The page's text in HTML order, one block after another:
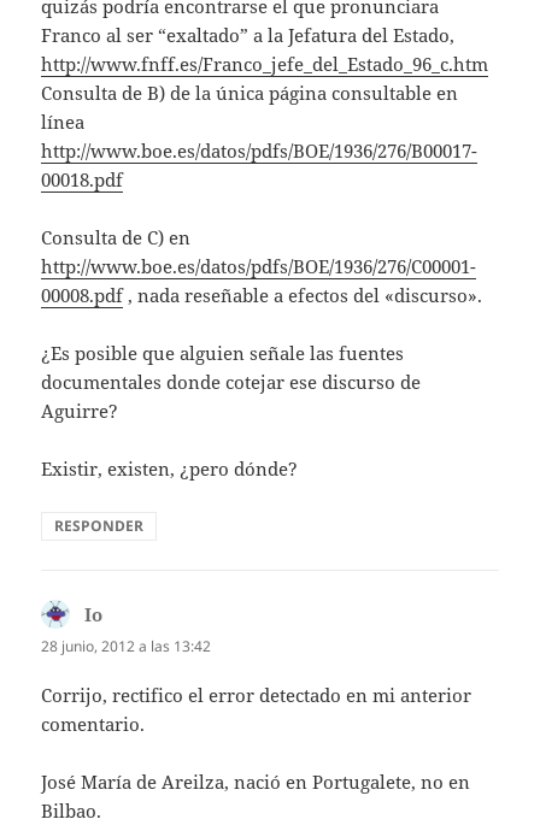
quizás podría encontrarse el que pronunciara
Franco al ser “exaltado” a la Jefatura del Estado,
http://www.fnff.es/Franco_jefe_del_Estado_96_c.htm
Consulta de B) de la única página consultable en
línea
http://www.boe.es/datos/pdfs/BOE/1936/276/B00017-
00018.pdf
Consulta de C) en
http://www.boe.es/datos/pdfs/BOE/1936/276/C00001-
00008.pdf, nada reseñable a efectos del «discurso».
¿Es posible que alguien señale las fuentes
documentales donde cotejar ese discurso de
Aguirre?
Existir, existen, ¿pero dónde?
RESPONDER
Io
28 junio, 2012 a las 13:42
Corrijo, rectifico el error detectado en mi anterior
comentario.
José María de Areilza, nació en Portugalete, no en
Bilbao.